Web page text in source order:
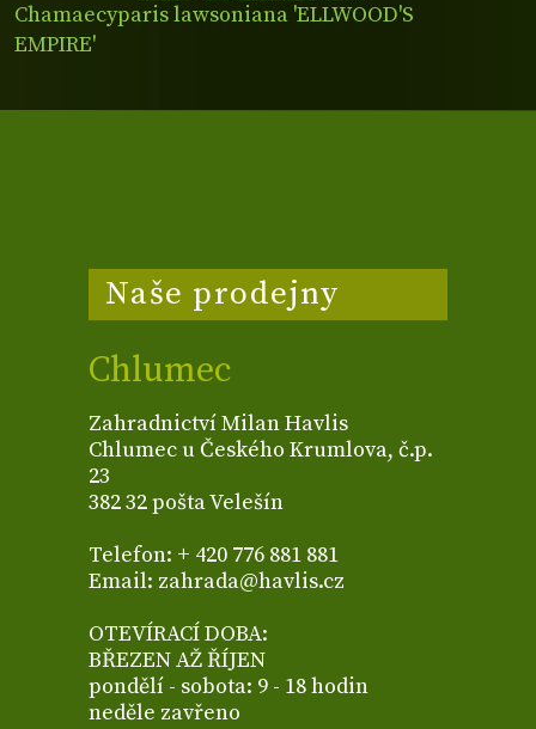
Chamaecyparis lawsoniana 'ELLWOOD'S
EMPIRE'
Naše prodejny
Chlumec
Zahradnictví Milan Havlis
Chlumec u Českého Krumlova, č.p.
23
382 32 pošta Velešín
Telefon: + 420 776 881 881
Email: zahrada@havlis.cz
OTEVÍRACÍ DOBA:
BŘEZEN AŽ ŘÍJEN
pondělí - sobota: 9 - 18 hodin
neděle zavřeno